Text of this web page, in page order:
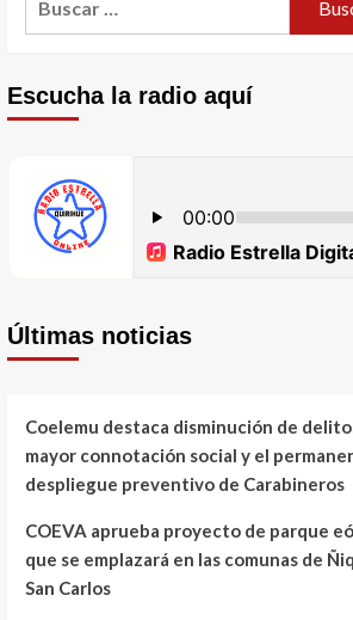
Escucha la radio aquí
Últimas noticias
Coelemu destaca disminución de
mayor connotación social y el
despliegue preventivo de Carabineros
COEVA aprueba proyecto de parque
que se emplazará en las comunas de
San Carlos